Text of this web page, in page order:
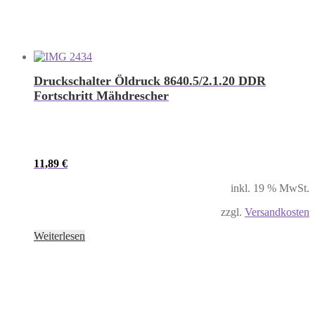
Druckschalter Öldruck 8640.5/2.1.20 DDR
Fortschritt Mähdrescher
11,89 €
inkl. 19 % MwSt.
zzgl. Versandkosten
Weiterlesen